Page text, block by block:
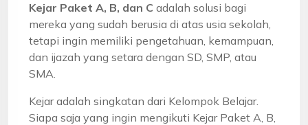
Kejar Paket A, B, dan C adalah solusi bagi
mereka yang sudah berusia di atas usia sekolah,
tetapi ingin memiliki pengetahuan, kemampuan,
dan ijazah yang setara dengan SD, SMP, atau
SMA.
Kejar adalah singkatan dari Kelompok Belajar.
Siapa saja yang ingin mengikuti Kejar Paket A, B,